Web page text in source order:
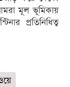
মূল ভূমিকায়
প্রতিনিধিত্ব